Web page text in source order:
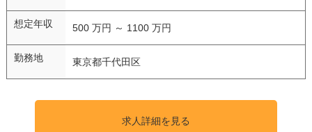
想定年収 500 万円 ～ 1100 万円
勤務地 東京都千代田区
求人詳細を見る